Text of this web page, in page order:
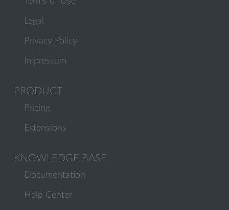
Legal
Privacy Policy
Impressum
PRODUCT
Pricing
Extensions
KNOWLEDGE BASE
Documentation
Help Center